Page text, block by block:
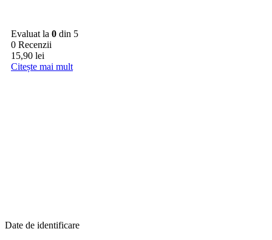
Evaluat la 0 din 5
0 Recenzii
15,90 lei
Citește mai mult
Date de identificare